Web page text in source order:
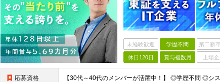
未経験歓迎 学歴不問 第二新
休日120日 賞与複数月 上場
応募資格